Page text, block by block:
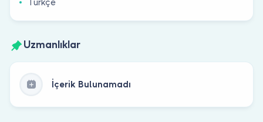
Uzmanlıklar
İçerik Bulunamadı